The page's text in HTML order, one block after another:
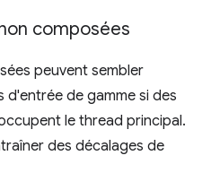
composées
peuvent sembler
d'entrée de gamme si des
le thread principal.
des décalages de